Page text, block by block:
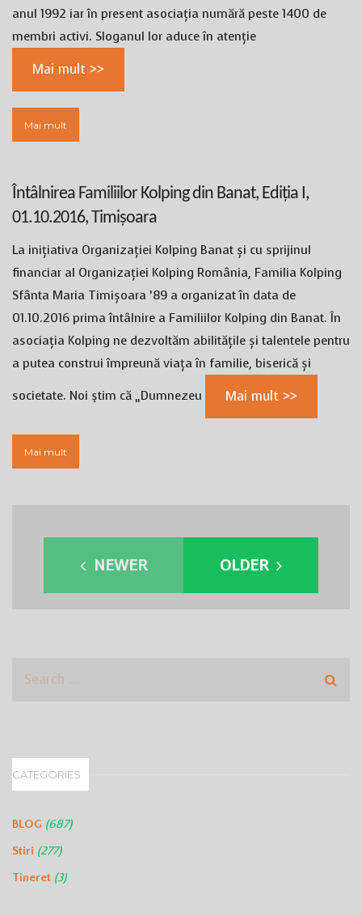
anul 1992 iar în present asociația numără peste 1400 de
membri activi. Sloganul lor aduce în atenție
Mai mult >>
Mai mult
Întâlnirea Familiilor Kolping din Banat, Ediția I,
01.10.2016, Timișoara
La inițiativa Organizației Kolping Banat și cu sprijinul
financiar al Organizației Kolping România, Familia Kolping
Sfânta Maria Timișoara ’89 a organizat în data de
01.10.2016 prima întâlnire a Familiilor Kolping din Banat. În
asociația Kolping ne dezvoltăm abilitățile și talentele pentru
a putea construi împreună viața în familie, biserică și
societate. Noi ştim că „Dumnezeu
Mai mult >>
Mai mult
NEWER OLDER
CATEGORIES
BLOG (687)
Stiri (277)
Tineret (3)